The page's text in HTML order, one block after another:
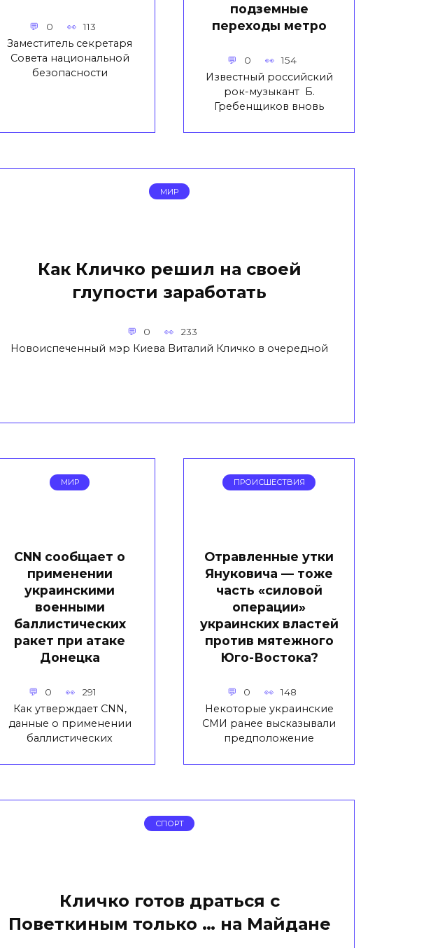
0 113
Заместитель секретаря
Совета национальной
безопасности
подземные
переходы метро
0 154
Известный российский
рок-музыкант Б.
Гребенщиков вновь
МИР
Как Кличко решил на своей
глупости заработать
0 233
Новоиспеченный мэр Киева Виталий Кличко в очередной
МИР
CNN сообщает о
применении
украинскими
военными
баллистических
ракет при атаке
Донецка
0 291
Как утверждает CNN,
данные о применении
баллистических
ПРОИСШЕСТВИЯ
Отравленные утки
Януковича — тоже
часть «силовой
операции»
украинских властей
против мятежного
Юго-Востока?
0 148
Некоторые украинские
СМИ ранее высказывали
предположение
СПОРТ
Кличко готов драться с
Поветкиным только … на Майдане